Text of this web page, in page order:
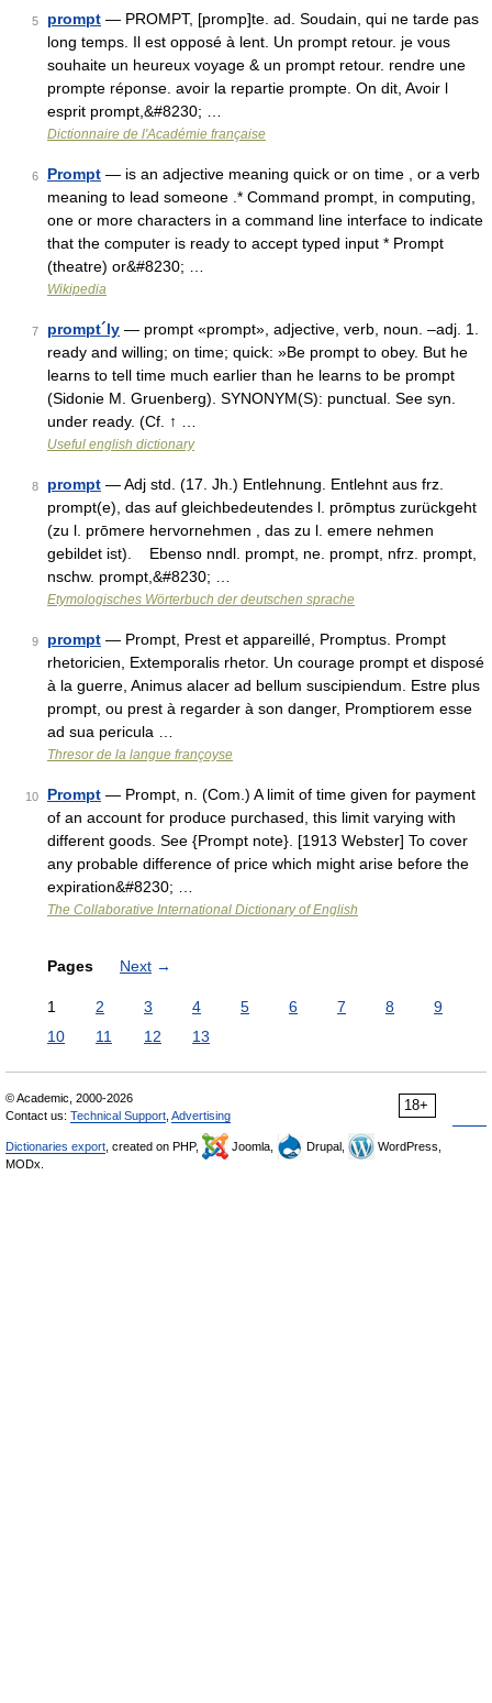
5 prompt — PROMPT, [promp]te. ad. Soudain, qui ne tarde pas
long temps. Il est opposé à lent. Un prompt retour. je vous
souhaite un heureux voyage & un prompt retour. rendre une
prompte réponse. avoir la repartie prompte. On dit, Avoir l
esprit prompt,&#8230; …
Dictionnaire de l'Académie française
6 Prompt — is an adjective meaning quick or on time , or a verb
meaning to lead someone .* Command prompt, in computing,
one or more characters in a command line interface to indicate
that the computer is ready to accept typed input * Prompt
(theatre) or&#8230; …
Wikipedia
7 prompt´ly — prompt «prompt», adjective, verb, noun. –adj. 1.
ready and willing; on time; quick: »Be prompt to obey. But he
learns to tell time much earlier than he learns to be prompt
(Sidonie M. Gruenberg). SYNONYM(S): punctual. See syn.
under ready. (Cf. ↑ …
Useful english dictionary
8 prompt — Adj std. (17. Jh.) Entlehnung. Entlehnt aus frz.
prompt(e), das auf gleichbedeutendes l. prōmptus zurückgeht
(zu l. prōmere hervornehmen , das zu l. emere nehmen
gebildet ist). Ebenso nndl. prompt, ne. prompt, nfrz. prompt,
nschw. prompt,&#8230; …
Etymologisches Wörterbuch der deutschen sprache
9 prompt — Prompt, Prest et appareillé, Promptus. Prompt
rhetoricien, Extemporalis rhetor. Un courage prompt et disposé
à la guerre, Animus alacer ad bellum suscipiendum. Estre plus
prompt, ou prest à regarder à son danger, Promptiorem esse
ad sua pericula …
Thresor de la langue françoyse
10 Prompt — Prompt, n. (Com.) A limit of time given for payment
of an account for produce purchased, this limit varying with
different goods. See {Prompt note}. [1913 Webster] To cover
any probable difference of price which might arise before the
expiration&#8230; …
The Collaborative International Dictionary of English
Pages Next →
1 2 3 4 5 6 7 8
9
10
11 12 13
18+
© Academic, 2000-2026
Contact us: Technical Support Advertising
Dictionaries export , created on PHP, Joomla, Drupal,
WordPress,
MODx.